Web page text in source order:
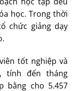
học. Trong thời
chức giảng dạy
tốt nghiệp và
tính đến tháng
bằng cho 5.457